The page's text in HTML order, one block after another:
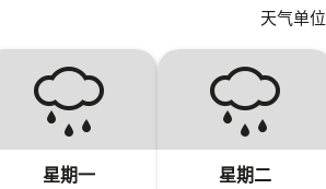
天气单位
星期一 星期二